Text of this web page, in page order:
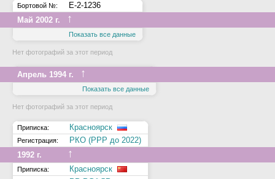
Бортовой №:
Е-2-1236
Май 2002 г.
↑
Показать все данные
Нет фотографий за этот период
Апрель 1994 г. ↑
Показать все данные
Нет фотографий за этот период
Приписка: Красноярск
Регистрация:
РКО (РРР до 2022)
1992 г.
↑
Приписка: Красноярск